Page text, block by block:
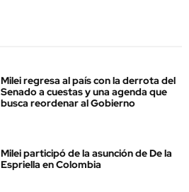
Milei regresa al país con la derrota del
Senado a cuestas y una agenda que
busca reordenar al Gobierno
Milei participó de la asunción de De la
Espriella en Colombia